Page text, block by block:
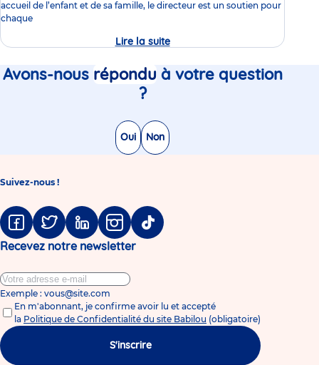
accueil de l’enfant et de sa famille, le directeur est un soutien pour
chaque
Lire la suiteLe
métier
directeur
en
Avons-nous réponduà votre question
?
Non
Oui
Suivez-nous !
Facebook
TwitterLinkedinInstagram
Tiktok
Recevez notre newsletter
Exemple : vous@site.com
En m'abonnant, je confirme avoir lu et accepté
la Politique de Confidentialité du site Babilou (obligatoire)
S'inscrire